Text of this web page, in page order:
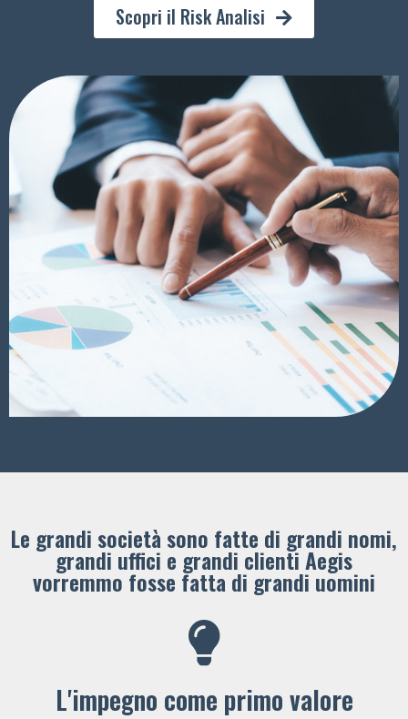
Scopri il Risk Analisi
Le grandi società sono fatte di grandi nomi,
grandi uffici e grandi clienti ​Aegis
vorremmo fosse fatta di grandi uomini
L'impegno come primo valore